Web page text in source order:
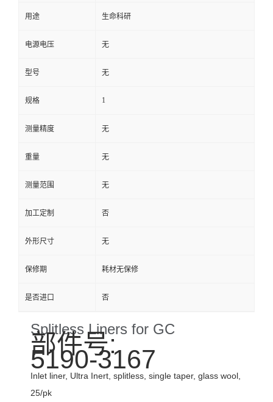
用途 生命科研
电源电压 无
型号 无
规格 1
测量精度 无
重量 无
测量范围 无
加工定制 否
外形尺寸 无
保修期 耗材无保修
是否进口 否
Splitless Liners for GC
部件号:
5190-3167
Inlet liner, Ultra Inert, splitless, single taper, glass wool,
25/pk